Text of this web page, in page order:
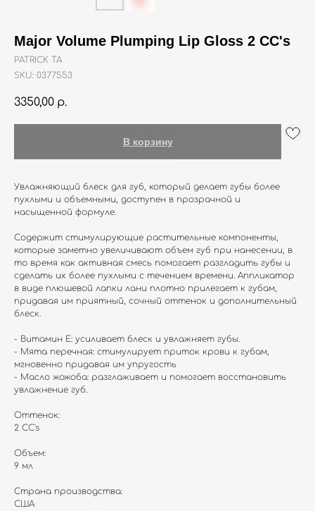
Major Volume Plumping Lip Gloss 2 CC's
PATRICK TA
SKU: 0377553
3350,00 р.
В корзину
Увлажняющий блеск для губ, который делает губы более
пухлыми и объемными, доступен в прозрачной и
насыщенной формуле.
Содержит стимулирующие растительные компоненты,
которые заметно увеличивают объем губ при нанесении, в
то время как активная смесь помогает разгладить губы и
сделать их более пухлыми с течением времени. Аппликатор
в виде плюшевой лапки лани плотно прилегает к губам,
придавая им приятный, сочный оттенок и дополнительный
блеск.
- Витамин Е: усиливает блеск и увлажняет губы.
- Мята перечная: стимулирует приток крови к губам,
мгновенно придавая им упругость
- Масло жожоба: разглаживает и помогает восстановить
увлажнение губ.
Оттенок:
2 CC's
Объем:
9 мл
Страна производства:
США